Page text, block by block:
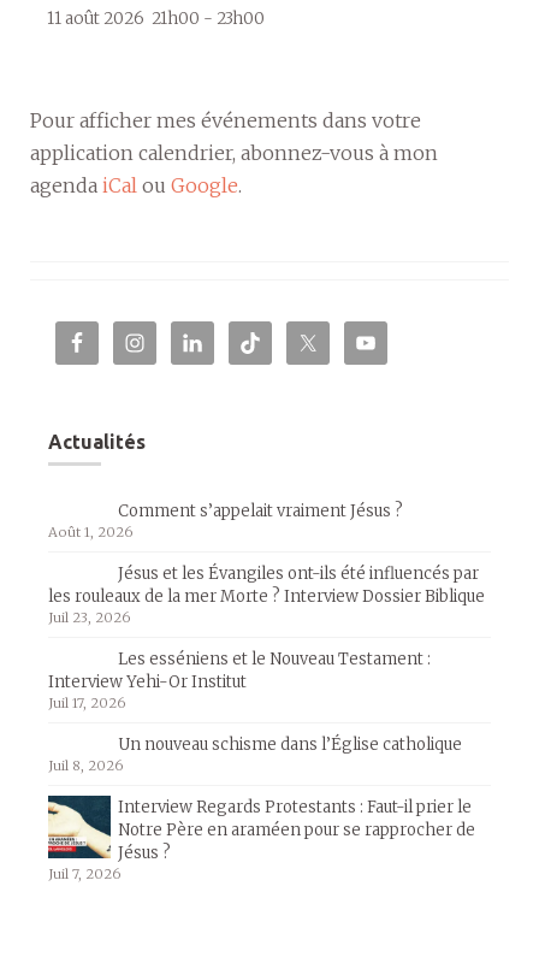
11 août 2026 21h00 - 23h00
Pour afficher mes événements dans votre
application calendrier, abonnez-vous à mon
agenda iCal ou Google.
Actualités
Comment s’appelait vraiment Jésus ?
Août 1, 2026
Jésus et les Évangiles ont-ils été influencés par
les rouleaux de la mer Morte ? Interview Dossier Biblique
Juil 23, 2026
Les esséniens et le Nouveau Testament :
Interview Yehi-Or Institut
Juil 17, 2026
Un nouveau schisme dans l’Église catholique
Juil 8, 2026
Interview Regards Protestants : Faut-il prier le
Notre Père en araméen pour se rapprocher de
Jésus ?
Juil 7, 2026